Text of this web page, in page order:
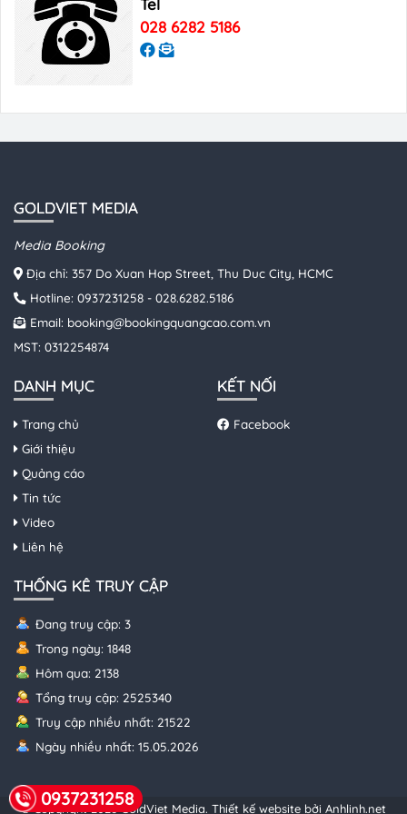
Tel
028 6282 5186
GOLDVIET MEDIA
Media Booking
Địa chỉ: 357 Do Xuan Hop Street, Thu Duc City, HCMC
Hotline: 0937231258 - 028.6282.5186
Email: booking@bookingquangcao.com.vn
MST: 0312254874
0937231258
DANH MỤC
Trang chủ
Giới thiệu
Quảng cáo
Tin tức
Video
Liên hệ
KẾT NỐI
Facebook
THỐNG KÊ TRUY CẬP
Đang truy cập: 3
Trong ngày: 1848
Hôm qua: 2138
Tổng truy cập: 2525340
Truy cập nhiều nhất: 21522
Ngày nhiều nhất: 15.05.2026
© Copyright 2026 GoldViet Media. Thiết kế website bởi Anhlinh.net